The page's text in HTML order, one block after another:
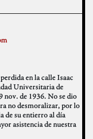
en la calle Isaac
Universitaria de
nov. de 1936. No se dio
no desmoralizar, por lo
de su entierro al día
asistencia de nuestra